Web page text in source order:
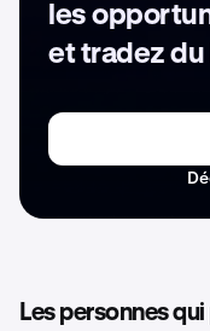
les
et tradez
Les personnes